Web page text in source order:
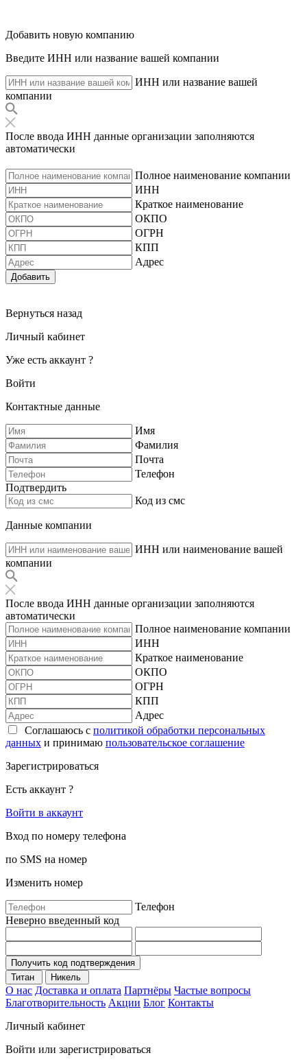
Добавить новую компанию
Введите ИНН или название вашей компании
ИНН или название вашей
компании
После ввода ИНН данные организации заполняются
автоматически
Полное наименование компании
ИНН
Краткое наименование
ОКПО
ОГРН
КПП
Адрес
Добавить
Вернуться назад
Личный кабинет
Уже есть аккаунт ?
Войти
Контактные данные
Имя
Фамилия
Почта
Телефон
Подтвердить
Код из смс
Данные компании
ИНН или наименование вашей
компании
После ввода ИНН данные организации заполняются
автоматически
Полное наименование компании
ИНН
Краткое наименование
ОКПО
ОГРН
КПП
Адрес
Соглашаюсь с политикой обработки персональных
данных и принимаю пользовательское соглашение
Зарегистрироваться
Есть аккаунт ?
Войти в аккаунт
Вход по номеру телефона
по SMS на номер
Изменить номер
Телефон
Неверно введенный код
Получить код подтверждения
Титан
Никель
О нас Доставка и оплата Партнёры Частые вопросы
Благотворительность Акции Блог Контакты
Личный кабинет
Войти или зарегистрироваться